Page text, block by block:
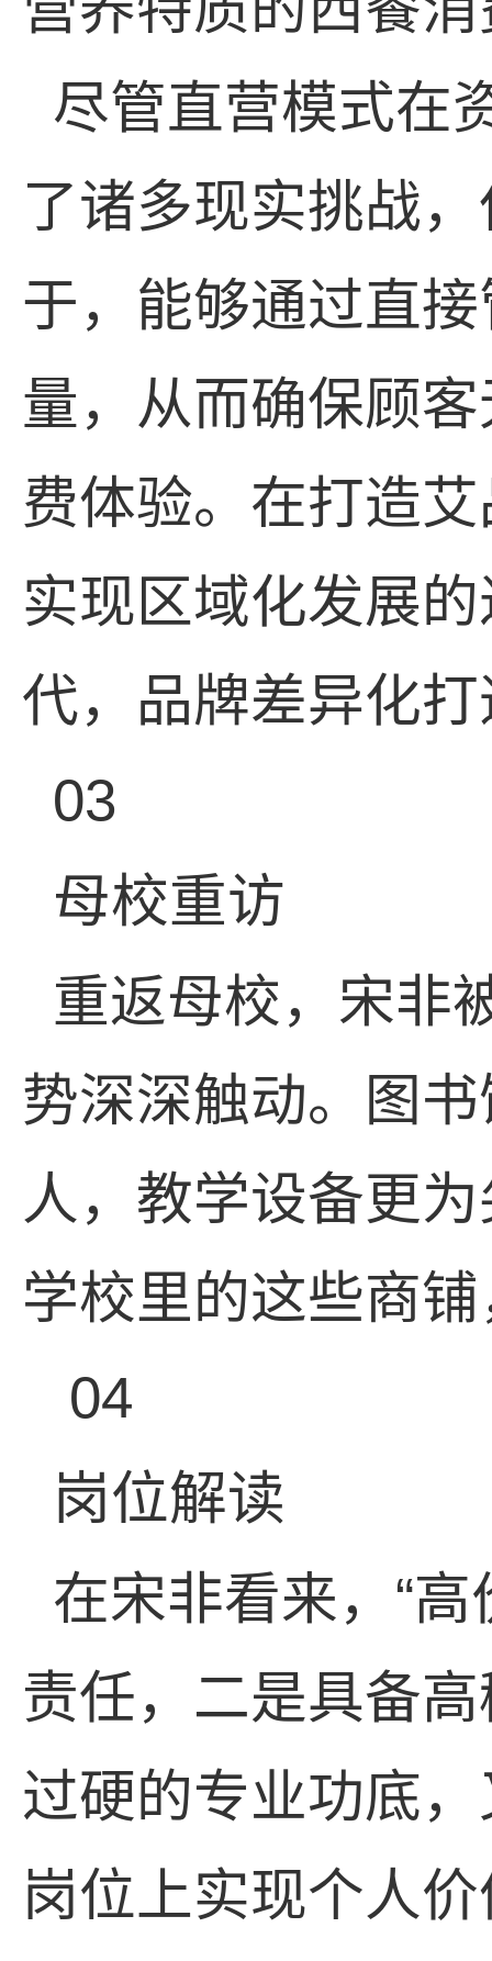
尽管直营模式在
了诸多现实挑战
于，能够通过直
量，从而确保顾
费体验。在打造
实现区域化发展
代，品牌差异化
03
母校重访
重返母校，宋非
势深深触动。图
人，教学设备更
学校里的这些商
04
岗位解读
在宋非看来，“
责任，二是具备
过硬的专业功底
岗位上实现个人